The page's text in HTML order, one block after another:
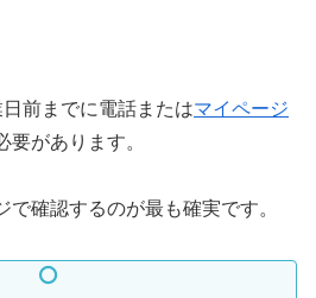
前までに電話またはマイページ
要があります。
で確認するのが最も確実です。